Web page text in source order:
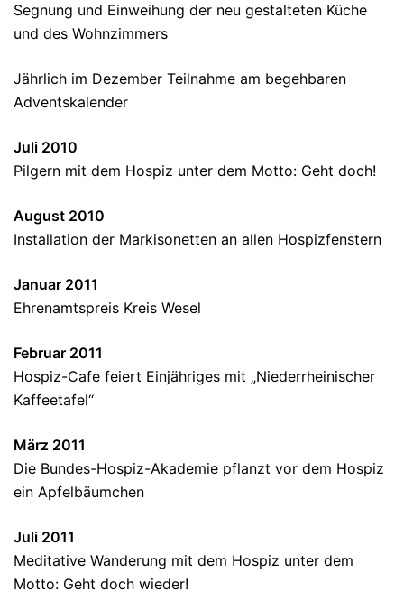
Segnung und Einweihung der neu gestalteten Küche
und des Wohnzimmers
Jährlich im Dezember Teilnahme am begehbaren
Adventskalender
Juli 2010
Pilgern mit dem Hospiz unter dem Motto: Geht doch!
August 2010
Installation der Markisonetten an allen Hospizfenstern
Januar 2011
Ehrenamtspreis Kreis Wesel
Februar 2011
Hospiz-Cafe feiert Einjähriges mit „Niederrheinischer
Kaffeetafel“
März 2011
Die Bundes-Hospiz-Akademie pflanzt vor dem Hospiz
ein Apfelbäumchen
Juli 2011
Meditative Wanderung mit dem Hospiz unter dem
Motto: Geht doch wieder!